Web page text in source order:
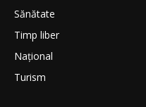
Sănătate
Timp liber
Național
Turism